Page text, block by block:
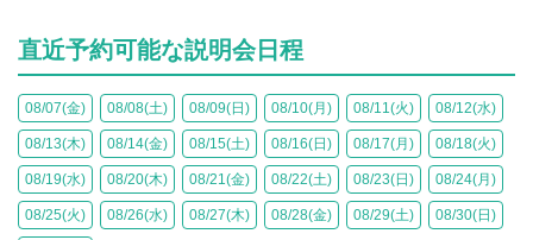
直近予約可能な説明会日程
08/07(金) 08/08(土) 08/09(日) 08/10(月) 08/11(火) 08/12(水)
08/13(木) 08/14(金) 08/15(土) 08/16(日) 08/17(月) 08/18(火)
08/19(水) 08/20(木) 08/21(金) 08/22(土) 08/23(日) 08/24(月)
08/25(火) 08/26(水) 08/27(木) 08/28(金) 08/29(土) 08/30(日)